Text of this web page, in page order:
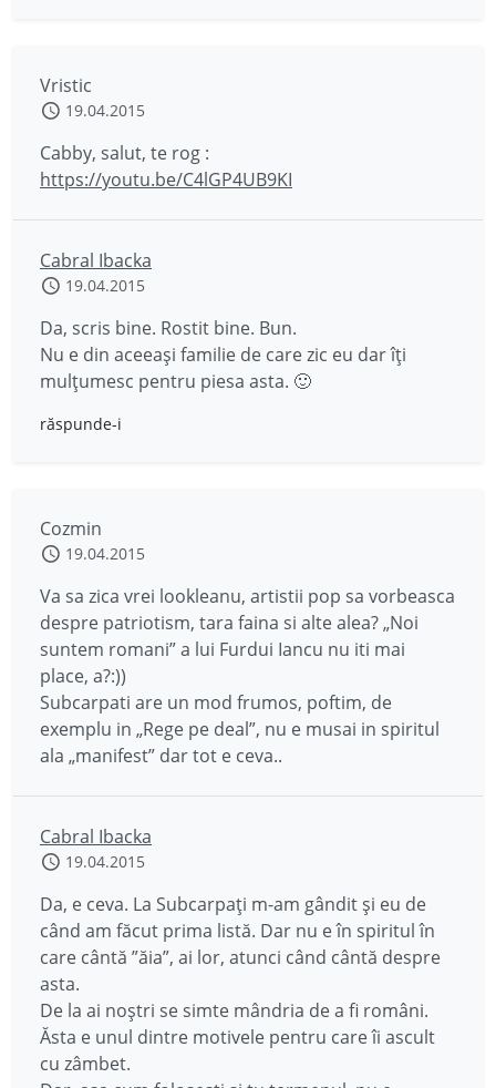
Vristic
19.04.2015
Cabby, salut, te rog :
https://youtu.be/C4lGP4UB9KI
Cabral Ibacka
19.04.2015
Da, scris bine. Rostit bine. Bun.
Nu e din aceeași familie de care zic eu dar îți
mulțumesc pentru piesa asta. 🙂
răspunde-i
Cozmin
19.04.2015
Va sa zica vrei lookleanu, artistii pop sa vorbeasca
despre patriotism, tara faina si alte alea? „Noi
suntem romani” a lui Furdui Iancu nu iti mai
place, a?:))
Subcarpati are un mod frumos, poftim, de
exemplu in „Rege pe deal”, nu e musai in spiritul
ala „manifest” dar tot e ceva..
Cabral Ibacka
19.04.2015
Da, e ceva. La Subcarpați m-am gândit și eu de
când am făcut prima listă. Dar nu e în spiritul în
care cântă ”ăia”, ai lor, atunci când cântă despre
asta.
De la ai noștri se simte mândria de a fi români.
Ăsta e unul dintre motivele pentru care îi ascult
cu zâmbet.